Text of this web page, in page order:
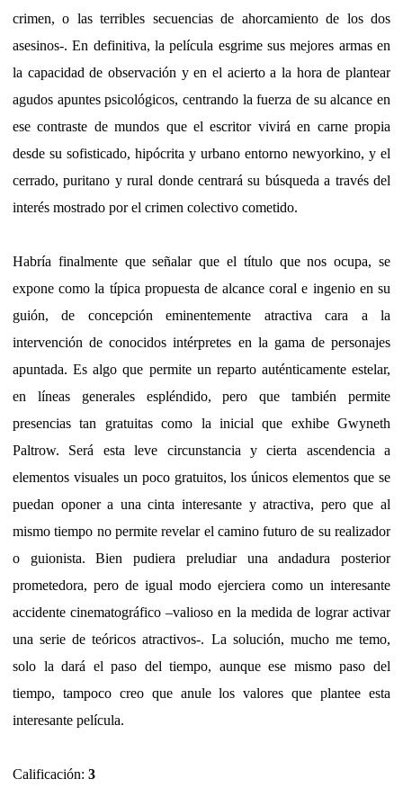
crimen, o las terribles secuencias de ahorcamiento de los dos
asesinos-. En definitiva, la película esgrime sus mejores armas en
la capacidad de observación y en el acierto a la hora de plantear
agudos apuntes psicológicos, centrando la fuerza de su alcance en
ese contraste de mundos que el escritor vivirá en carne propia
desde su sofisticado, hipócrita y urbano entorno newyorkino, y el
cerrado, puritano y rural donde centrará su búsqueda a través del
interés mostrado por el crimen colectivo cometido.
Habría finalmente que señalar que el título que nos ocupa, se
expone como la típica propuesta de alcance coral e ingenio en su
guión, de concepción eminentemente atractiva cara a la
intervención de conocidos intérpretes en la gama de personajes
apuntada. Es algo que permite un reparto auténticamente estelar,
en líneas generales espléndido, pero que también permite
presencias tan gratuitas como la inicial que exhibe Gwyneth
Paltrow. Será esta leve circunstancia y cierta ascendencia a
elementos visuales un poco gratuitos, los únicos elementos que se
puedan oponer a una cinta interesante y atractiva, pero que al
mismo tiempo no permite revelar el camino futuro de su realizador
o guionista. Bien pudiera preludiar una andadura posterior
prometedora, pero de igual modo ejerciera como un interesante
accidente cinematográfico –valioso en la medida de lograr activar
una serie de teóricos atractivos-. La solución, mucho me temo,
solo la dará el paso del tiempo, aunque ese mismo paso del
tiempo, tampoco creo que anule los valores que plantee esta
interesante película.
Calificación: 3